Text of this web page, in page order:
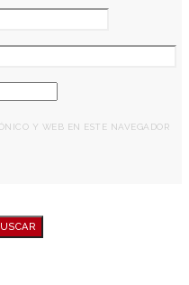
Y WEB EN ESTE NAVEGADOR